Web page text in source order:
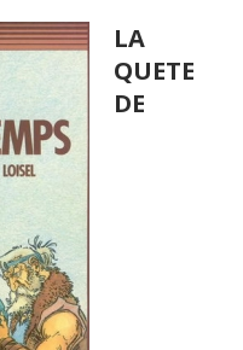
LA
QUETE
DE